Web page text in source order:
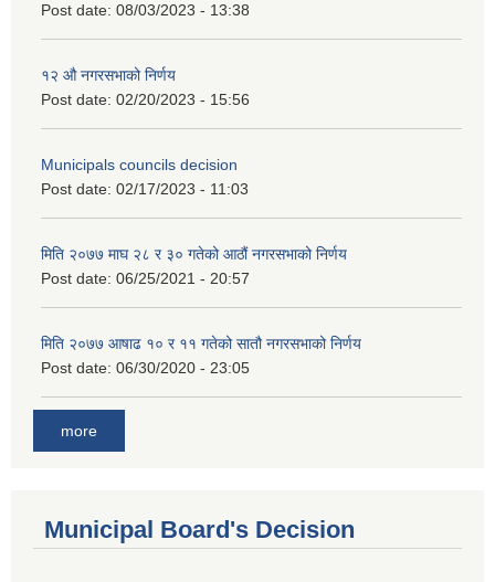
Post date: 08/03/2023 - 13:38
१२ औ नगरसभाको निर्णय
Post date: 02/20/2023 - 15:56
Municipals councils decision
Post date: 02/17/2023 - 11:03
मिति २०७७ माघ २८ र ३० गतेको आठौं नगरसभाको निर्णय
Post date: 06/25/2021 - 20:57
मिति २०७७ आषाढ १० र ११ गतेको सातौ नगरसभाको निर्णय
Post date: 06/30/2020 - 23:05
more
Municipal Board's Decision